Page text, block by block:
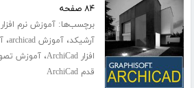
۸۴ صفحه
برچسب‌ها:آموزش نرم
آرشیکد،آموزش archicad ،
افزار ArchiCad
،آموزش
قدم ArchiCad